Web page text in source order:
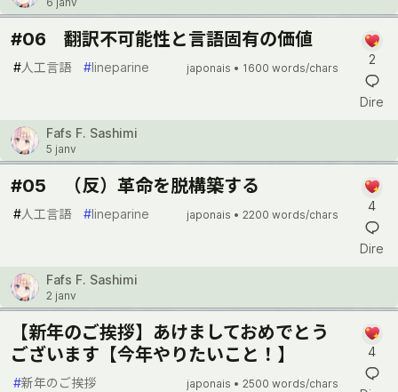
#06 翻訳不可能性と言語固有の価値
#人工言語 #lineparine japonais • 1600 words/chars
2
Dire
Fafs F. Sashimi
5 janv
#05 （反）革命を脱構築する
#人工言語 #lineparine japonais • 2200 words/chars
4
Dire
Fafs F. Sashimi
2 janv
【新年のご挨拶】あけましておめでとう
ございます【今年やりたいこと！】
#新年のご挨拶 japonais • 2500 words/chars
4